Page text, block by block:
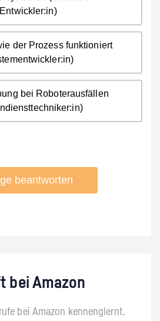
bei Amazon
bei Amazon kennenglernt.